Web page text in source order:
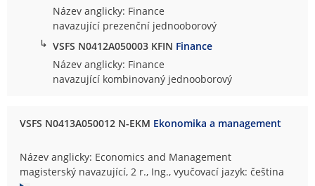
Název anglicky: Finance
navazující prezenční jednooborový
↳ VSFS N0412A050003 KFIN Finance
Název anglicky: Finance
navazující kombinovaný jednooborový
VSFS N0413A050012 N-EKM Ekonomika a management
Název anglicky: Economics and Management
magisterský navazující, 2 r., Ing., vyučovací jazyk: čeština